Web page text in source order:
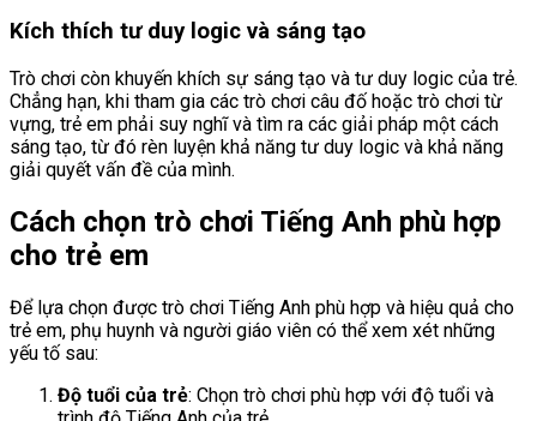
Kích thích tư duy logic và sáng tạo
Trò chơi còn khuyến khích sự sáng tạo và tư duy logic của trẻ.
Chẳng hạn, khi tham gia các trò chơi câu đố hoặc trò chơi từ
vựng, trẻ em phải suy nghĩ và tìm ra các giải pháp một cách
sáng tạo, từ đó rèn luyện khả năng tư duy logic và khả năng
giải quyết vấn đề của mình.
Cách chọn trò chơi Tiếng Anh phù hợp
cho trẻ em
Để lựa chọn được trò chơi Tiếng Anh phù hợp và hiệu quả cho
trẻ em, phụ huynh và người giáo viên có thể xem xét những
yếu tố sau:
Độ tuổi của trẻ: Chọn trò chơi phù hợp với độ tuổi và